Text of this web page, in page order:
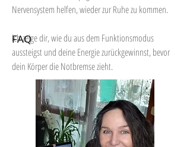
Nervensystem helfen, wieder zur Ruhe zu kommen.
Ich zeige dir, wie du aus dem Funktionsmodus
aussteigst und deine Energie zurückgewinnst, bevor
dein Körper die Notbremse zieht.
FAQ